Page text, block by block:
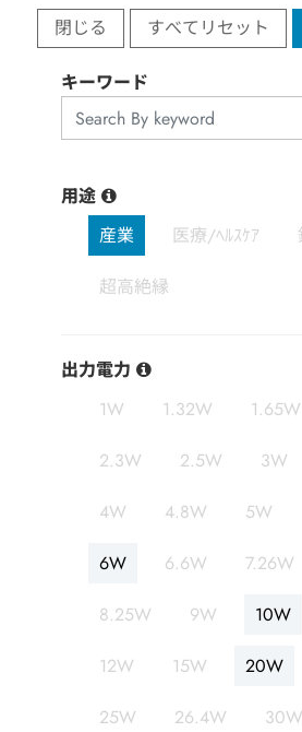
閉じる すべてリセット
キーワード
用途
産業
医療/ﾍﾙｽｹｱ
超高絶縁
出力電力
1W
1.32W 1.65W
2.3W 2.5W 3W
4W 4.8W 5W
6W 6.6W 7.26W
8.25W 9W 10W
12W 15W 20W
25W 26.4W 30W
用途分野
サポート
会社情報
最新情報